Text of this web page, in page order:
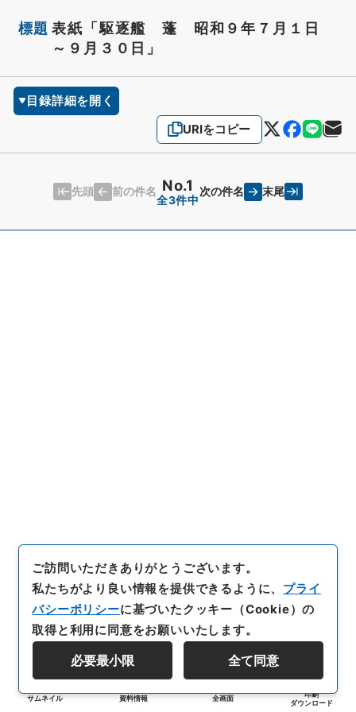
標題 表紙「駆逐艦 蓬 昭和９年７月１日
～９月３０日」
目録詳細を開く
URIをコピー
先頭 前の件名 No.1
全3件中
次の件名 末尾
サムネイル 資料情報 全画面
印刷
ダウンロード
ご訪問いただきありがとうございます。
私たちがより良い情報を提供できるように、 プライ
バシーポリシーに基づいたクッキー（Cookie）の
取得と利用に同意をお願いいたします。
必要最小限 全て同意